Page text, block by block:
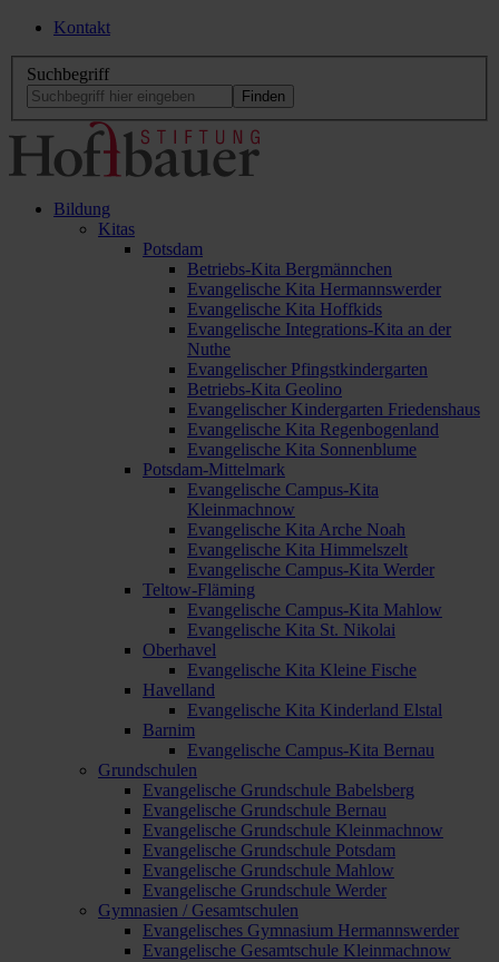
Kontakt
Suchbegriff
Bildung
Kitas
Potsdam
Betriebs-Kita Bergmännchen
Evangelische Kita Hermannswerder
Evangelische Kita Hoffkids
Evangelische Integrations-Kita an der
Nuthe
Evangelischer Pfingstkindergarten
Betriebs-Kita Geolino
Evangelischer Kindergarten Friedenshaus
Evangelische Kita Regenbogenland
Evangelische Kita Sonnenblume
Potsdam-Mittelmark
Evangelische Campus-Kita
Kleinmachnow
Evangelische Kita Arche Noah
Evangelische Kita Himmelszelt
Evangelische Campus-Kita Werder
Teltow-Fläming
Evangelische Campus-Kita Mahlow
Evangelische Kita St. Nikolai
Oberhavel
Evangelische Kita Kleine Fische
Havelland
Evangelische Kita Kinderland Elstal
Barnim
Evangelische Campus-Kita Bernau
Grundschulen
Evangelische Grundschule Babelsberg
Evangelische Grundschule Bernau
Evangelische Grundschule Kleinmachnow
Evangelische Grundschule Potsdam
Evangelische Grundschule Mahlow
Evangelische Grundschule Werder
Gymnasien / Gesamtschulen
Evangelisches Gymnasium Hermannswerder
Evangelische Gesamtschule Kleinmachnow